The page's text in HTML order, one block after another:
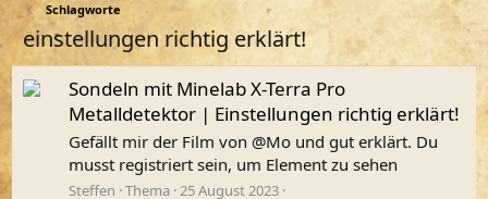
Schlagworte
einstellungen richtig erklärt!
Sondeln mit Minelab X-Terra Pro
Metalldetektor | Einstellungen richtig erklärt!
Gefällt mir der Film von @Mo und gut erklärt. Du
musst registriert sein, um Element zu sehen
Steffen Thema 25 August 2023